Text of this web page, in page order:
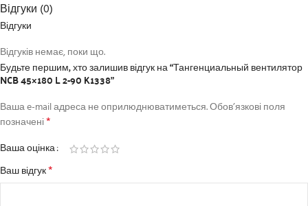
Відгуки (0)
Відгуки
Відгуків немає, поки що.
Будьте першим, хто залишив відгук на “Тангенциальный вентилятор
NCB 45×180 L 2-90 K1338”
Ваша e-mail адреса не оприлюднюватиметься.Обов’язкові поля
позначені*
Ваша оцінка
Ваш відгук*